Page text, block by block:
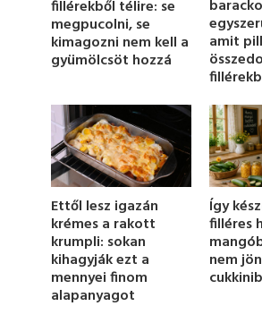
s
e
c
o
n
fillérekből télire: se
megpucolni, se
kimagozni nem kell a
gyümölcsöt hozzá
amit
Ettől lesz igazán
krémes a rakott
krumpli: sokan
kihagyják ezt a
mennyei finom
alapanyagot
Így
filléres
nem